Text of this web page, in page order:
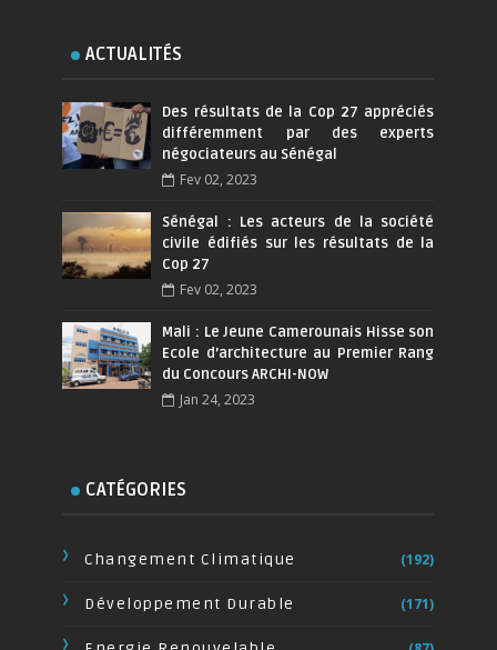
ACTUALITÉS
Des résultats de la Cop 27 appréciés
différemment par des experts
négociateurs au Sénégal
Fev 02, 2023
Sénégal : Les acteurs de la société
civile édifiés sur les résultats de la
Cop 27
Fev 02, 2023
Mali : Le Jeune Camerounais Hisse son
Ecole d’architecture au Premier Rang
du Concours ARCHI-NOW
Jan 24, 2023
CATÉGORIES
Changement Climatique (192)
Développement Durable (171)